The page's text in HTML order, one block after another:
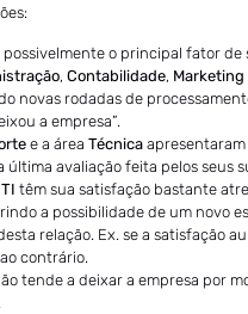
possivelmente o principal fator de
, Contabilidade, Marketing
novas rodadas de
a empresa”.
e a área Técnica
última avaliação feita pelos seus
TI têm sua satisfação bastante
a possibilidade de um novo
relação. Ex. se a satisfação
contrário.
tende a deixar a empresa por